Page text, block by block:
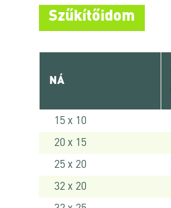
Szűkítőidom
NÁ
15 x 10
20 x 15
25 x 20
32 x 20